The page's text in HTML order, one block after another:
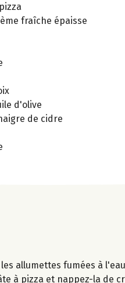
fraîche épaisse
d'olive
de cidre
les allumettes fumées à
à pizza et nappez-la de